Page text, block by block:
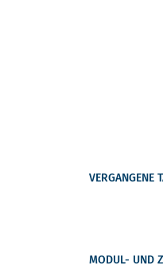
VERGANGENE
MODUL- UND